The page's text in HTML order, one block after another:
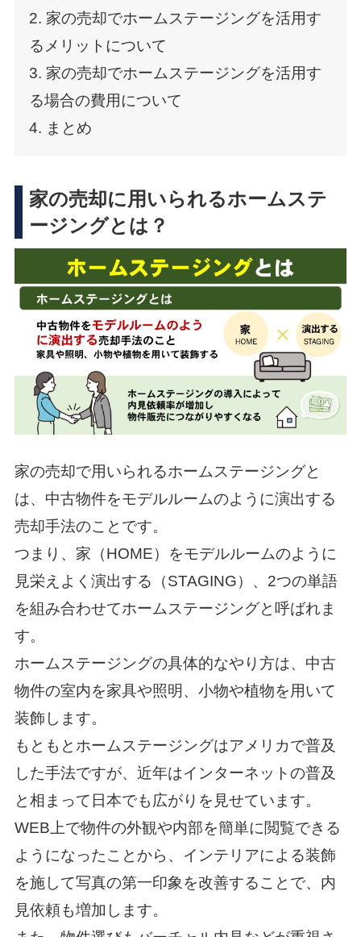
2. 家の売却でホームステージングを活用す
るメリットについて
3. 家の売却でホームステージングを活用す
る場合の費用について
4. まとめ
家の売却に用いられるホームステ
ージングとは？
家の売却で用いられるホームステージングと
は、中古物件をモデルルームのように演出する
売却手法のことです。
つまり、家（HOME）をモデルルームのように
見栄えよく演出する（STAGING）、2つの単語
を組み合わせてホームステージングと呼ばれま
す。
ホームステージングの具体的なやり方は、中古
物件の室内を家具や照明、小物や植物を用いて
装飾します。
もともとホームステージングはアメリカで普及
した手法ですが、近年はインターネットの普及
と相まって日本でも広がりを見せています。
WEB上で物件の外観や内部を簡単に閲覧できる
ようになったことから、インテリアによる装飾
を施して写真の第一印象を改善することで、内
見依頼も増加します。